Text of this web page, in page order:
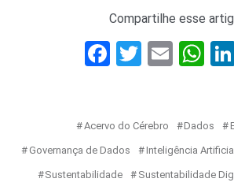
Compartilhe esse
Facebook
Twitter
Email
Acervo do Cérebro Dados
Governança de Dados Inteligência
Sustentabilidade Sustentabilidade